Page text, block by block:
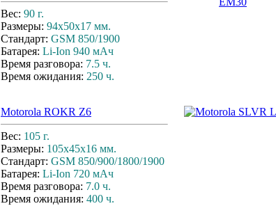
Вес: 90 г.
Размеры: 94x50x17 мм.
Стандарт: GSM 850/1900
Батарея: Li-Ion 940 мАч
Время разговора: 7.5 ч.
Время ожидания: 250 ч.
Motorola ROKR Z6
Вес: 105 г.
Размеры: 105x45x16 мм.
Стандарт: GSM 850/900/1800/1900
Батарея: Li-Ion 720 мАч
Время разговора: 7.0 ч.
Время ожидания: 400 ч.